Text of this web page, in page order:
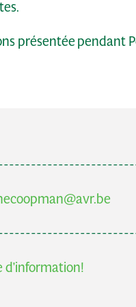
présentée pendant
d'information!